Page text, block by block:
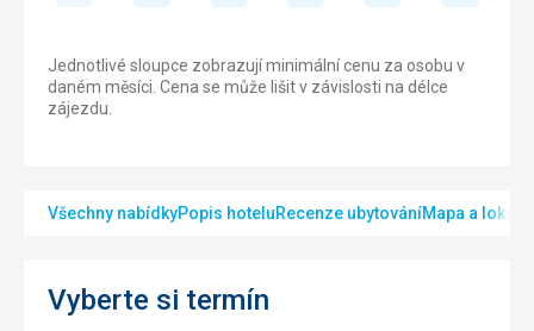
Jednotlivé sloupce zobrazují minimální cenu za osobu v
daném měsíci. Cena se může lišit v závislosti na délce
zájezdu.
Všechny nabídkyPopis hoteluRecenze ubytováníMapa a
Vyberte si termín